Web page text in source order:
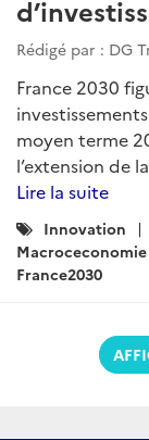
Rédigé par : DG
France 2030
moyen terme
l’extension de
Lire la suite
Catégories
:
Innovation
Macroceconomie
France2030